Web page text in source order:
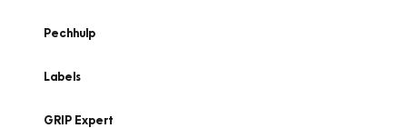
Pechhulp
Labels
GRIP Expert